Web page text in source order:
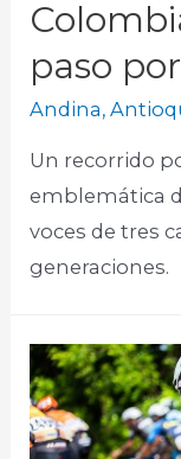
paso
Andina,
Un recorrido
emblemática
voces de tres
generaciones.